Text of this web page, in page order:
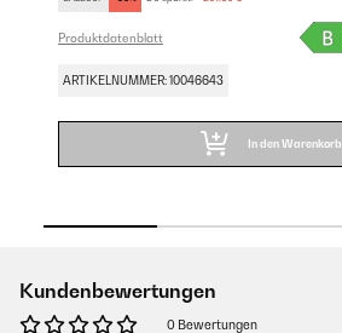
Produktdatenblatt
ARTIKELNUMMER: 10046643
In den Warenkorb
Kundenbewertungen
0 Bewertungen